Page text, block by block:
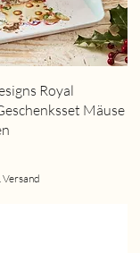
Royal
Mäuse
Versand